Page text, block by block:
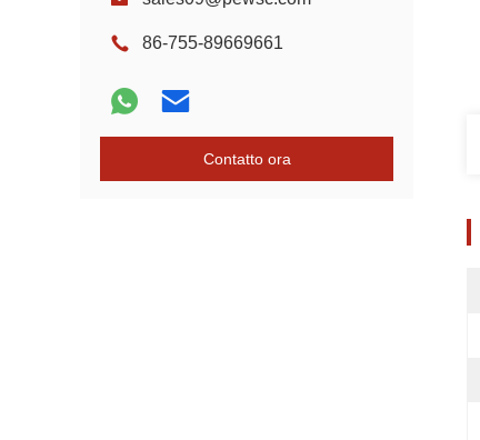
86-755-89669661
Contatto ora